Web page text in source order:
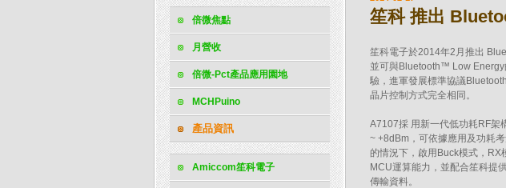
倍微焦點
月營收
倍微-Pct產品應用園地
MCHPuino
產品資訊
Amiccom笙科電子
笙科 推出
笙科電子於2014年2月推出
並可與Bluetooth™ Low Energy
驗，進軍發展標準協議
晶片控制方式完全相同。
A7107採 用新一代低功耗RF架
~ +8dBm，可依據應用及功耗
的情況下，啟用Buck模式，
MCU運算能力，並配合笙科提
傳輸資料。